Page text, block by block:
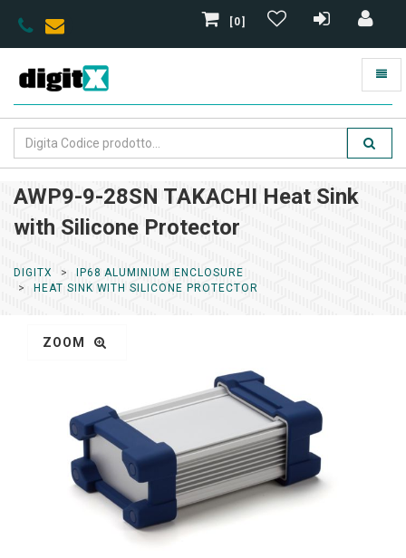
[0]
AWP9-9-28SN TAKACHI Heat Sink
with Silicone Protector
DIGITX
IP68 ALUMINIUM ENCLOSURE
HEAT SINK WITH SILICONE PROTECTOR
ZOOM